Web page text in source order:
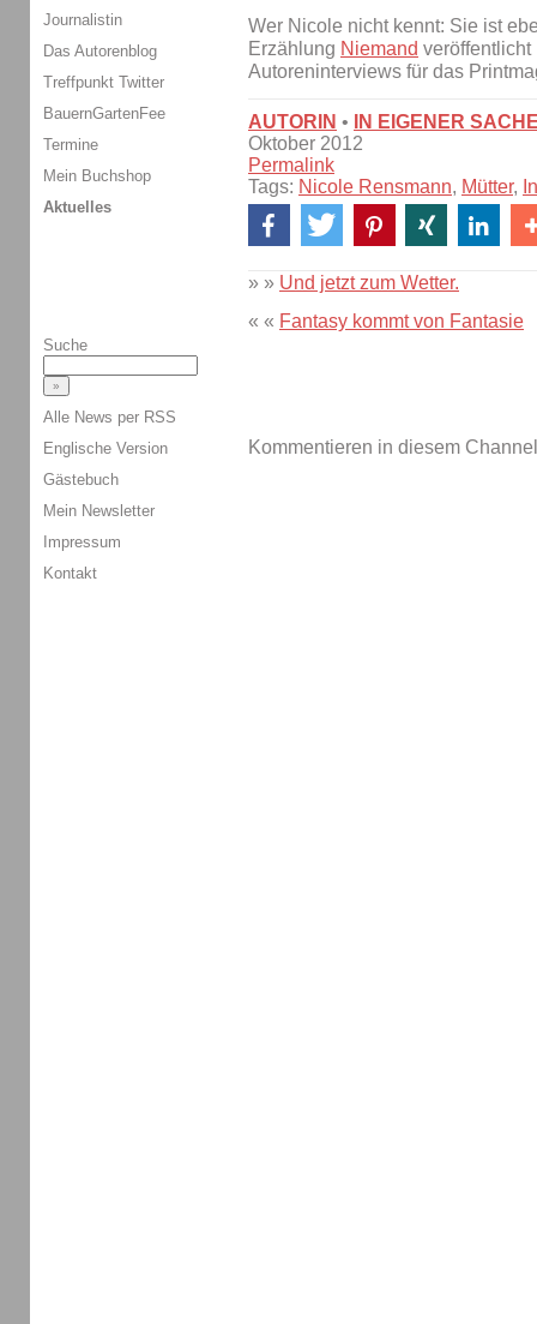
Wer Nicole nicht kennt: Sie ist
Erzählung Niemand veröffentlicht
Autoreninterviews für das
AUTORIN •
IN EIGENER
Oktober 2012
Permalink
Tags: Nicole Rensmann, Mütter,
» » Und jetzt zum Wetter.
« « Fantasy kommt von Fantasie
Kommentieren in diesem
Journalistin
Das Autorenblog
Treffpunkt Twitter
BauernGartenFee
Termine
Mein Buchshop
Aktuelles
Suche
Alle News per RSS
Englische Version
Gästebuch
Mein Newsletter
Impressum
Kontakt